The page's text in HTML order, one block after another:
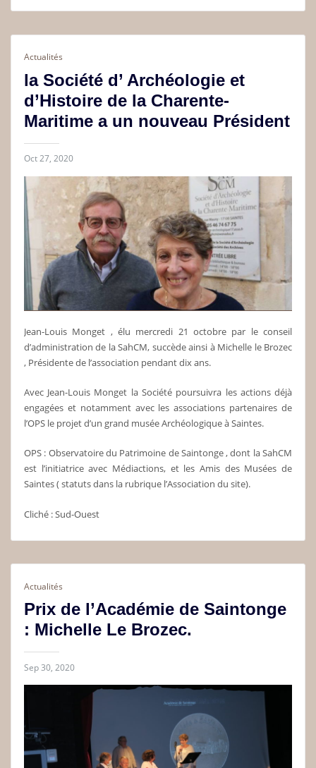
Actualités
la Société d’ Archéologie et
d’Histoire de la Charente-
Maritime a un nouveau Président
Oct 27, 2020
Jean-Louis Monget , élu mercredi 21 octobre par le conseil
d’administration de la SahCM, succède ainsi à Michelle le Brozec
, Présidente de l’association pendant dix ans.
Avec Jean-Louis Monget la Société poursuivra les actions déjà
engagées et notamment avec les associations partenaires de
l’OPS le projet d’un grand musée Archéologique à Saintes.
OPS : Observatoire du Patrimoine de Saintonge , dont la SahCM
est l’initiatrice avec Médiactions, et les Amis des Musées de
Saintes ( statuts dans la rubrique l’Association du site).
Cliché : Sud-Ouest
Actualités
Prix de l’Académie de Saintonge
: Michelle Le Brozec.
Sep 30, 2020